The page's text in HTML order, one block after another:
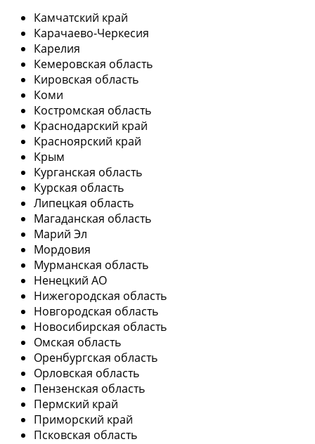
Камчатский край
Карачаево-Черкесия
Карелия
Кемеровская область
Кировская область
Коми
Костромская область
Краснодарский край
Красноярский край
Крым
Курганская область
Курская область
Липецкая область
Магаданская область
Марий Эл
Мордовия
Мурманская область
Ненецкий АО
Нижегородская область
Новгородская область
Новосибирская область
Омская область
Оренбургская область
Орловская область
Пензенская область
Пермский край
Приморский край
Псковская область